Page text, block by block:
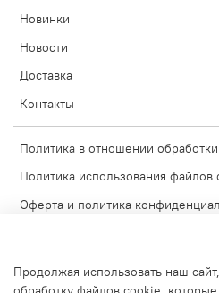
Новинки
Новости
Доставка
Контакты
Политика в отношении
Политика использования файлов
Оферта и политика
Блог
Продолжая использовать наш